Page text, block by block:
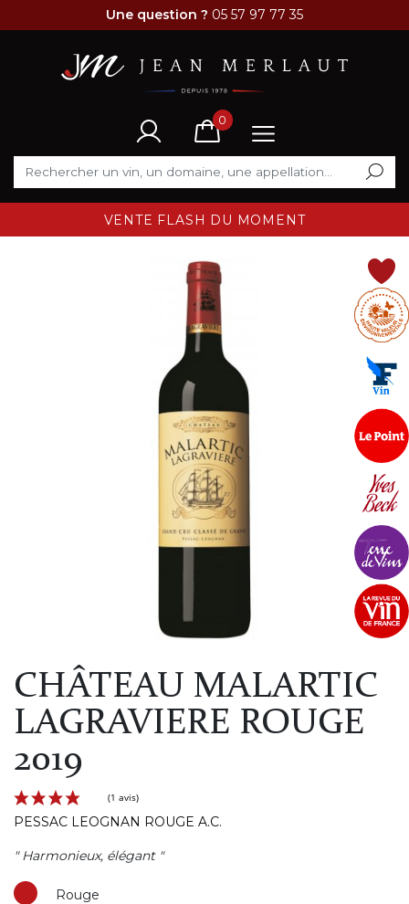
Une question ? 05 57 97 77 35
0
VENTE FLASH DU MOMENT
CHÂTEAU MALARTIC
LAGRAVIERE ROUGE
2019
PESSAC LEOGNAN ROUGE A.C.
" Harmonieux, élégant "
Rouge